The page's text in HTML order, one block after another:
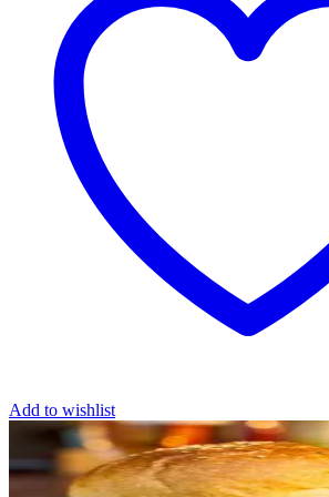
Add to wishlist